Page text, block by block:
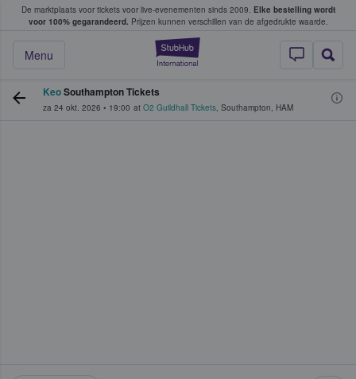
De marktplaats voor tickets voor live-evenementen sinds 2009. Elke bestelling wordt
voor 100% gegarandeerd. Prijzen kunnen verschillen van de afgedrukte waarde.
StubHub: waar
Menu
tickets kopen en verkopen
KeoSouthampton Tickets
za 24 okt. 2026 • 19:00 at O2 Guildhall Tickets, Southampton, HAM